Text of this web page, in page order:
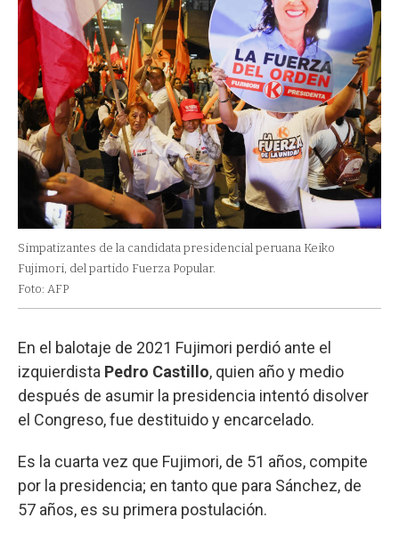
Simpatizantes de la candidata presidencial peruana Keiko
Fujimori, del partido Fuerza Popular.
Foto: AFP
En el balotaje de 2021 Fujimori perdió ante el
izquierdista Pedro Castillo, quien año y medio
después de asumir la presidencia intentó disolver
el Congreso, fue destituido y encarcelado.
Es la cuarta vez que Fujimori, de 51 años, compite
por la presidencia; en tanto que para Sánchez, de
57 años, es su primera postulación.